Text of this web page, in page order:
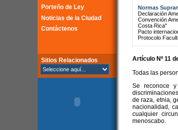
Porteño de Ley
Noticias de la Ciudad
Contáctenos
Sitios Relacionados
Normas
Declaración
Convención
Costa Rica"
Pacto
Protocolo
Artículo Nº 11
Todas las
Se reconoce
de raza, etnia,
nacionalidad,
cualquier
menoscabo.